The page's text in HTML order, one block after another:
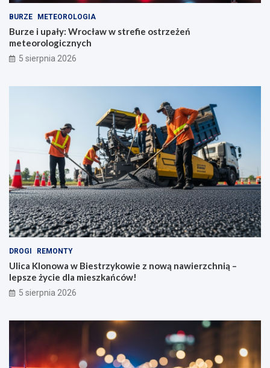
BURZE METEOROLOGIA
Burze i upały: Wrocław w strefie ostrzeżeń
meteorologicznych
5 sierpnia 2026
DROGI REMONTY
Ulica Klonowa w Biestrzykowie z nową nawierzchnią –
lepsze życie dla mieszkańców!
5 sierpnia 2026